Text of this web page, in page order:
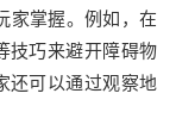
家掌握。例如，在
技巧来避开障碍物
还可以通过观察地